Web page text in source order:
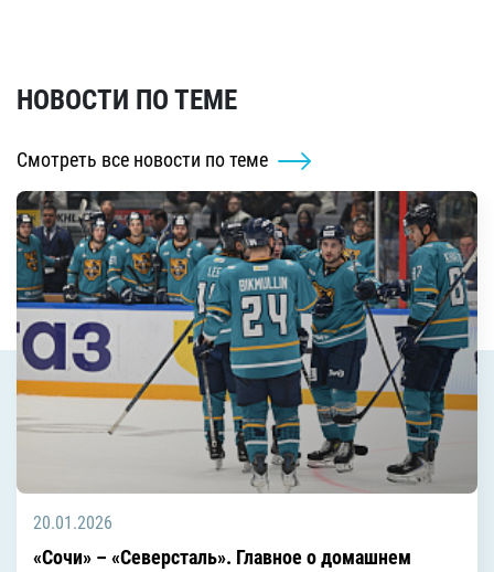
НОВОСТИ ПО ТЕМЕ
Смотреть все новости по теме
20.01.2026
«Сочи» – «Северсталь». Главное о домашнем